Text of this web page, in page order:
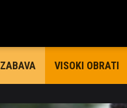
ZABAVA VISOKI OBRATI